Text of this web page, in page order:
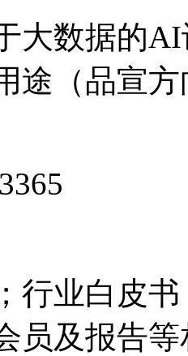
大数据的
途（品宣
行业白皮
员及报告